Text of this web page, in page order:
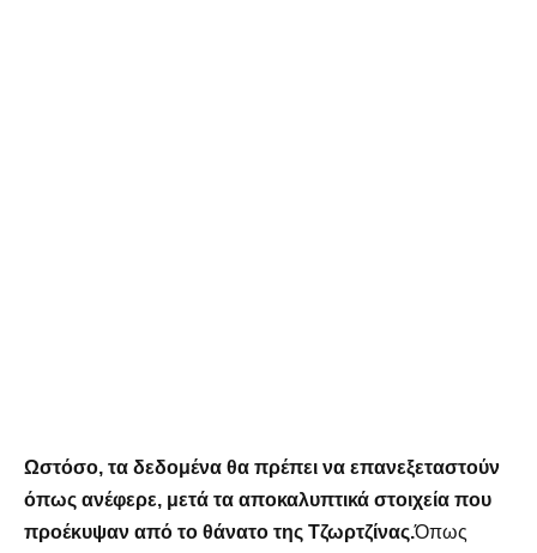
Ωστόσο, τα δεδομένα θα πρέπει να επανεξεταστούν
όπως ανέφερε, μετά τα αποκαλυπτικά στοιχεία που
προέκυψαν από το θάνατο της Τζωρτζίνας.Όπως